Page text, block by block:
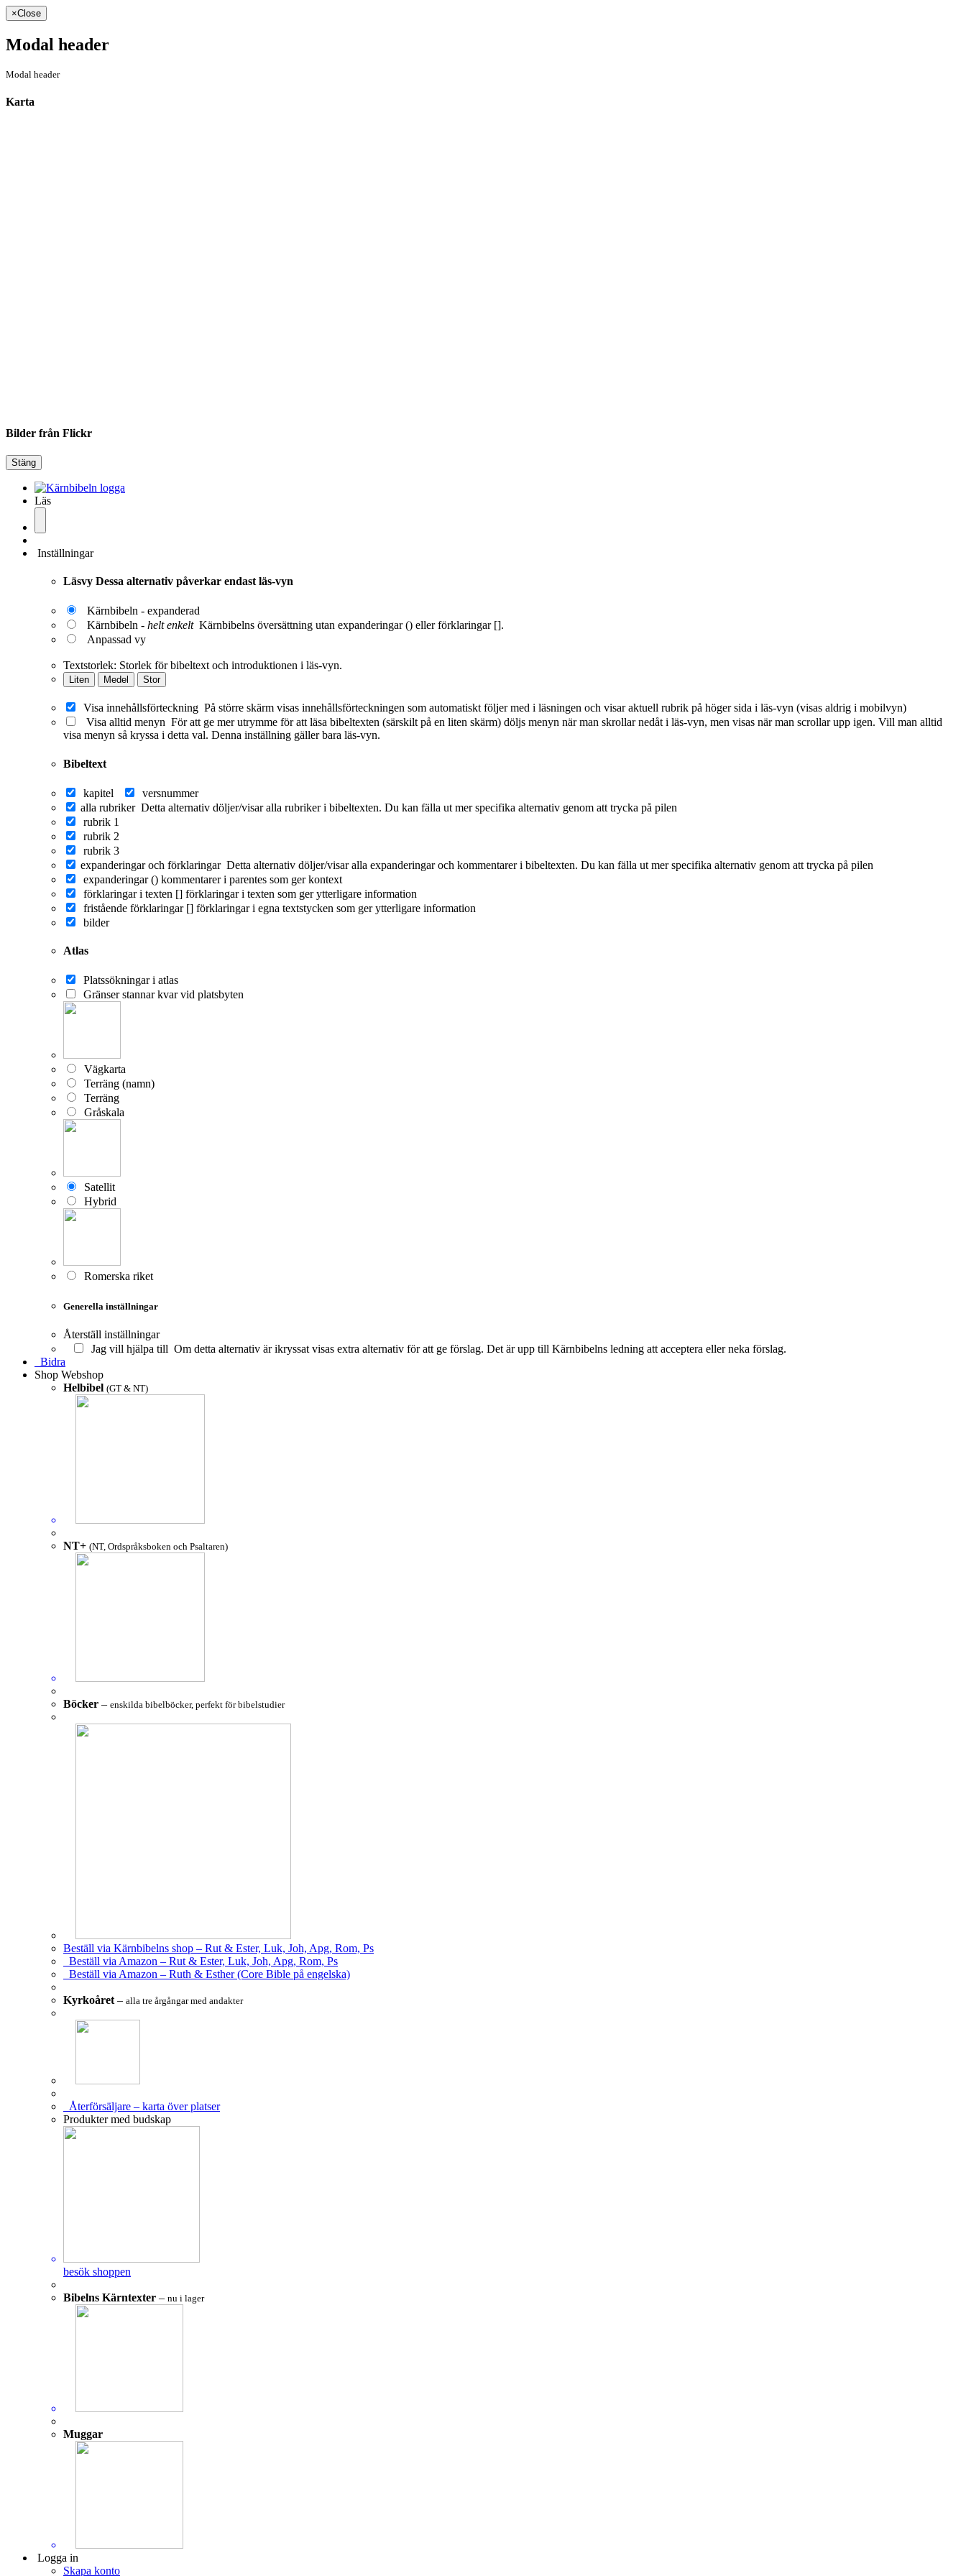
×Close
Modal header
Modal header
Karta
Bilder från Flickr
Stäng
Läs
Inställningar
Läsvy Dessa alternativ påverkar endast läs-vyn
Kärnbibeln - expanderad
Kärnbibeln - helt enkelt Kärnbibelns översättning utan expanderingar () eller förklaringar [].
Anpassad vy
Textstorlek: Storlek för bibeltext och introduktionen i läs-vyn.
Liten Medel Stor
Visa innehållsförteckning På större skärm visas innehållsförteckningen som automatiskt följer med i läsningen och visar aktuell rubrik på höger sida i läs-vyn (visas aldrig i mobilvyn)
Visa alltid menyn För att ge mer utrymme för att läsa bibeltexten (särskilt på en liten skärm) döljs menyn när man skrollar nedåt i läs-vyn, men visas när man scrollar upp igen. Vill man alltid
visa menyn så kryssa i detta val. Denna inställning gäller bara läs-vyn.
Bibeltext
kapitel
versnummer
alla rubriker Detta alternativ döljer/visar alla rubriker i bibeltexten. Du kan fälla ut mer specifika alternativ genom att trycka på pilen
rubrik 1
rubrik 2
rubrik 3
expanderingar och förklaringar Detta alternativ döljer/visar alla expanderingar och kommentarer i bibeltexten. Du kan fälla ut mer specifika alternativ genom att trycka på pilen
expanderingar () kommentarer i parentes som ger kontext
förklaringar i texten [] förklaringar i texten som ger ytterligare information
fristående förklaringar [] förklaringar i egna textstycken som ger ytterligare information
bilder
Atlas
Platssökningar i atlas
Gränser stannar kvar vid platsbyten
Vägkarta
Terräng (namn)
Terräng
Gråskala
Satellit
Hybrid
Romerska riket
Generella inställningar
Återställ inställningar
Jag vill hjälpa till Om detta alternativ är ikryssat visas extra alternativ för att ge förslag. Det är upp till Kärnbibelns ledning att acceptera eller neka förslag.
Bidra
Shop Webshop
Helbibel (GT & NT)
NT+ (NT, Ordspråksboken och Psaltaren)
Böcker – enskilda bibelböcker, perfekt för bibelstudier
Beställ via Kärnbibelns shop – Rut & Ester, Luk, Joh, Apg, Rom, Ps
Beställ via Amazon – Rut & Ester, Luk, Joh, Apg, Rom, Ps
Beställ via Amazon – Ruth & Esther (Core Bible på engelska)
Kyrkoåret – alla tre årgångar med andakter
Återförsäljare – karta över platser
Produkter med budskap
besök shoppen
Bibelns Kärntexter – nu i lager
Muggar
Logga in
Skapa konto